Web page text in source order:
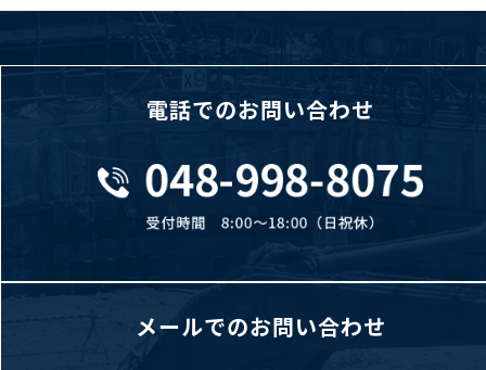
電話でのお問い合わせ
メールでのお問い合わせ